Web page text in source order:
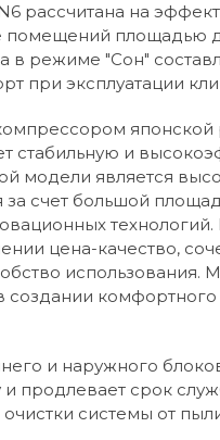
рассчитана на
помещений площадью
режиме "Сон"
при эксплуатации
японской
стабильную и
модели является
счет большой
цена-качество,
использования.
и наружного
и продлевает срок
системы от